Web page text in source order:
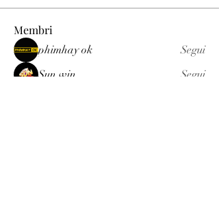
Membri
phimhay ok
Segui
Sun win
Segui